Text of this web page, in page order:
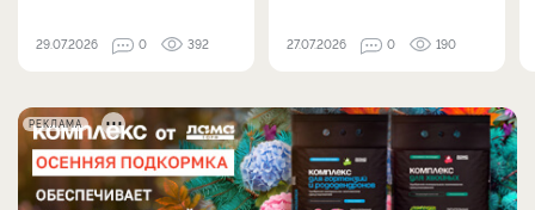
29.07.2026 0 392 27.07.2026 0 190
РЕКЛАМА